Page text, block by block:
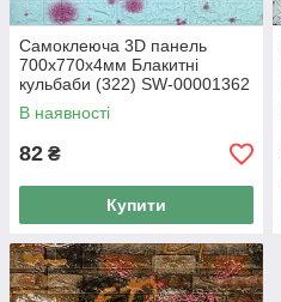
Самоклеюча 3D панель
700х770х4мм Блакитні
кульбаби (322) SW-00001362
В наявності
82 ₴
Купити